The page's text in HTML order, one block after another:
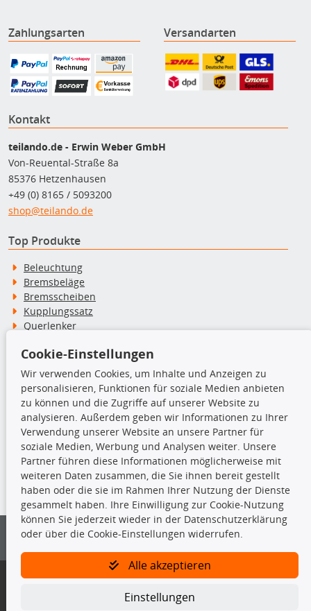
Zahlungsarten Versandarten
Kontakt
teilando.de - Erwin Weber GmbH
Von-Reuental-Straße 8a
85376 Hetzenhausen
+49 (0) 8165 / 5093200
shop@teilando.de
Top Produkte
Beleuchtung
Bremsbeläge
Bremsscheiben
Kupplungssatz
Querlenker
Stoßdämpfer
TecDoc Inside
Die hier angezeigten Daten insbesondere die gesamte Datenbank dürfen
nicht kopiert werden.
Es ist zu unterlassen, die Daten oder die gesamte Datenbank ohne
vorherige Zustimmung von TecDoc zu vervielfältigen, zu verbreiten
und/oder diese Handlungen durch Dritte ausführen zu lassen. Ein
Bitte prüfen Sie, ob das über unseren Onlineshop identifizierte Ersatzteil
Gegebenenfalls sind ergänzende Informationen notwendig, um
Cookie-Einstellungen
Wir verwenden Cookies, um Inhalte und Anzeigen zu
personalisieren, Funktionen für soziale Medien anbieten
zu können und die Zugriffe auf unserer Website zu
analysieren. Außerdem geben wir Informationen zu Ihrer
Verwendung unserer Website an unsere Partner für
soziale Medien, Werbung und Analysen weiter. Unsere
Partner führen diese Informationen möglicherweise mit
weiteren Daten zusammen, die Sie ihnen bereit gestellt
haben oder die sie im Rahmen Ihrer Nutzung der Dienste
gesammelt haben. Ihre Einwilligung zur Cookie-Nutzung
können Sie jederzeit wieder in der Datenschutzerklärung
oder über die Cookie-Einstellungen widerrufen.
Alle akzeptieren
Einstellungen